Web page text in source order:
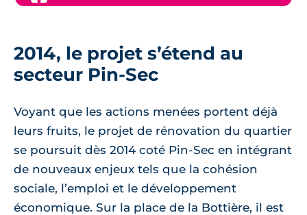
2014, le projet s’étend au
secteur Pin-Sec
Voyant que les actions menées portent déjà
leurs fruits, le projet de rénovation du quartier
se poursuit dès 2014 coté Pin-Sec en intégrant
de nouveaux enjeux tels que la cohésion
sociale, l’emploi et le développement
économique. Sur la place de la Bottière, il est